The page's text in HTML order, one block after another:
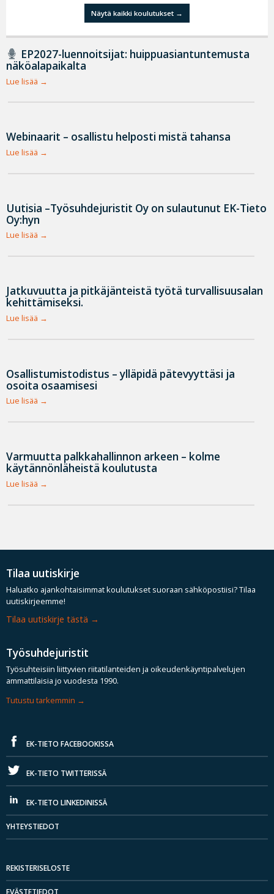
Näytä kaikki koulutukset
EP2027-luennoitsijat: huippuasiantuntemusta
näköalapaikalta
Lue lisää
Webinaarit – osallistu helposti mistä tahansa
Lue lisää
Uutisia –Työsuhdejuristit Oy on sulautunut EK-Tieto
Oy:hyn
Lue lisää
Jatkuvuutta ja pitkäjänteistä työtä turvallisuusalan
kehittämiseksi.
Lue lisää
Osallistumistodistus – ylläpidä pätevyyttäsi ja
osoita osaamisesi
Lue lisää
Varmuutta palkkahallinnon arkeen – kolme
käytännönläheistä koulutusta
Lue lisää
Tilaa uutiskirje
Haluatko ajankohtaisimmat koulutukset suoraan sähköpostiisi? Tilaa
uutiskirjeemme!
Tilaa uutiskirje tästä
Työsuhdejuristit
Työsuhteisiin liittyvien riitatilanteiden ja oikeudenkäyntipalvelujen
ammattilaisia jo vuodesta 1990.
Tutustu tarkemmin
EK-TIETO FACEBOOKISSA
EK-TIETO TWITTERISSÄ
EK-TIETO LINKEDINISSÄ
YHTEYSTIEDOT
REKISTERISELOSTE